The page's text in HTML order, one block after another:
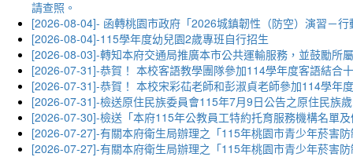
請查照。
[2026-08-04]- 函轉桃園市政府「2026城鎮韌性（防空）演習－
[2026-08-04]-115學年度幼兒園2歲專班自行招生
[2026-08-03]-轉知本府交通局推廣本市公共運輸服務，並鼓勵所
[2026-07-31]-恭賀！ 本校客語教學團隊參加114學年度客語結合
[2026-07-31]-恭賀！ 本校宋彩苮老師和彭淑貞老師參加114學年
[2026-07-31]-檢送原住民族委員會115年7月9日公告之原住民族
[2026-07-30]-檢送「本府115年公教員工特約托育服務機構名單
[2026-07-27]-有關本府衛生局辦理之「115年桃園市青少年菸害
[2026-07-27]-有關本府衛生局辦理之「115年桃園市青少年菸害